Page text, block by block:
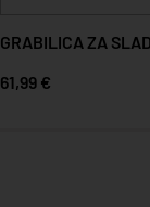
GRABILICA ZA
61,99 €